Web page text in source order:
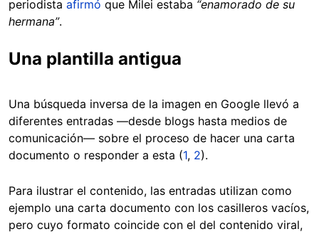
periodista afirmó que Milei estaba “enamorado de su
hermana”.
Una plantilla antigua
Una búsqueda inversa de la imagen en Google llevó a
diferentes entradas —desde blogs hasta medios de
comunicación— sobre el proceso de hacer una carta
documento o responder a esta (1, 2).
Para ilustrar el contenido, las entradas utilizan como
ejemplo una carta documento con los casilleros vacíos,
pero cuyo formato coincide con el del contenido viral,